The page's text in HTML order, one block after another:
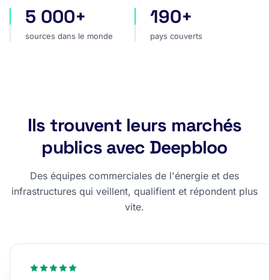
sources dans le monde
5 000+
sources dans le monde
pays couverts
190+
pays couverts
Ils trouvent leurs marchés
publics avec Deepbloo
Des équipes commerciales de l'énergie et des
infrastructures qui veillent, qualifient et répondent plus
vite.